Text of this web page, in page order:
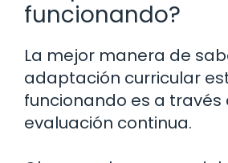
funcionando?
La mejor manera de
adaptación curricular
funcionando es a través
evaluación continua.